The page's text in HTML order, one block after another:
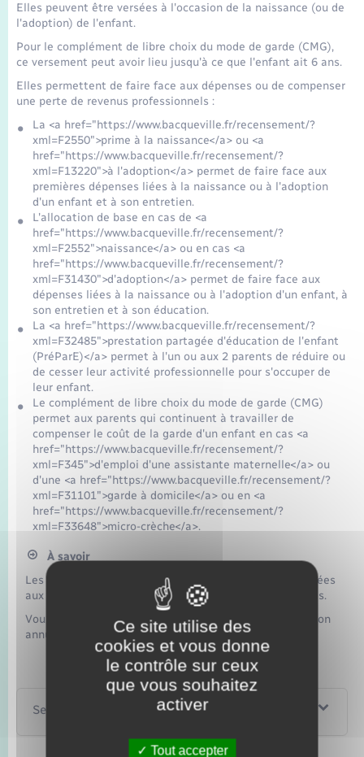
Seniors
Transports
Voirie et espace public
Elles peuvent être versées à l'occasion de la naissance (ou de
l'adoption) de l'enfant.
Pour le complément de libre choix du mode de garde (CMG),
ce versement peut avoir lieu jusqu'à ce que l'enfant ait 6 ans.
Elles permettent de faire face aux dépenses ou de compenser
une perte de revenus professionnels :
La <a href="https://www.bacqueville.fr/recensement/?
xml=F2550">prime à la naissance</a> ou <a
href="https://www.bacqueville.fr/recensement/?
xml=F13220">à l'adoption</a> permet de faire face aux
premières dépenses liées à la naissance ou à l'adoption
d'un enfant et à son entretien.
L'allocation de base en cas de <a
href="https://www.bacqueville.fr/recensement/?
xml=F2552">naissance</a> ou en cas <a
href="https://www.bacqueville.fr/recensement/?
xml=F31430">d'adoption</a> permet de faire face aux
dépenses liées à la naissance ou à l'adoption d'un enfant, à
son entretien et à son éducation.
La <a href="https://www.bacqueville.fr/recensement/?
xml=F32485">prestation partagée d'éducation de l'enfant
(PréParE)</a> permet à l'un ou aux 2 parents de réduire ou
de cesser leur activité professionnelle pour s'occuper de
leur enfant.
Le complément de libre choix du mode de garde (CMG)
permet aux parents qui continuent à travailler de
compenser le coût de la garde d'un enfant en cas <a
href="https://www.bacqueville.fr/recensement/?
xml=F345">d'emploi d'une assistante maternelle</a> ou
d'une <a href="https://www.bacqueville.fr/recensement/?
xml=F31101">garde à domicile</a> ou en <a
href="https://www.bacqueville.fr/recensement/?
xml=F33648">micro-crèche</a>.
À savoir
Les sommes touchées à ce titre n’ont pas à être intégrées
aux revenus d’activité, ni aux autres revenus imposables.
Vous n'avez donc pas à les renseigner dans la déclaration
annuelle de revenus.
Services en ligne et formulaires
Ce site utilise des
cookies et vous donne
le contrôle sur ceux
que vous souhaitez
activer
Tout accepter